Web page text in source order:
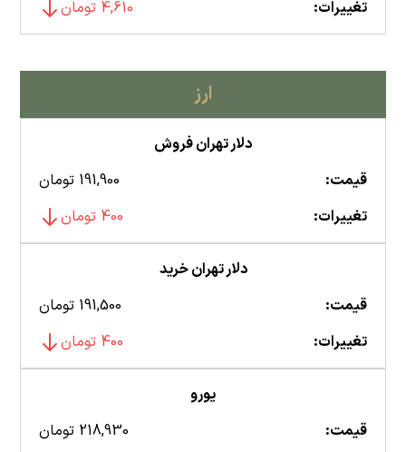
تغییرات:
4,610 تومان
ارز
دلار تهران فروش
قیمت:
191,900 تومان
تغییرات:
400 تومان
دلار تهران خرید
قیمت:
191,500 تومان
تغییرات:
400 تومان
یورو
قیمت:
218,930 تومان